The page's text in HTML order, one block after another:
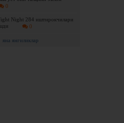
0
Night 284 иштирокчилари
0
яна янгиликлар